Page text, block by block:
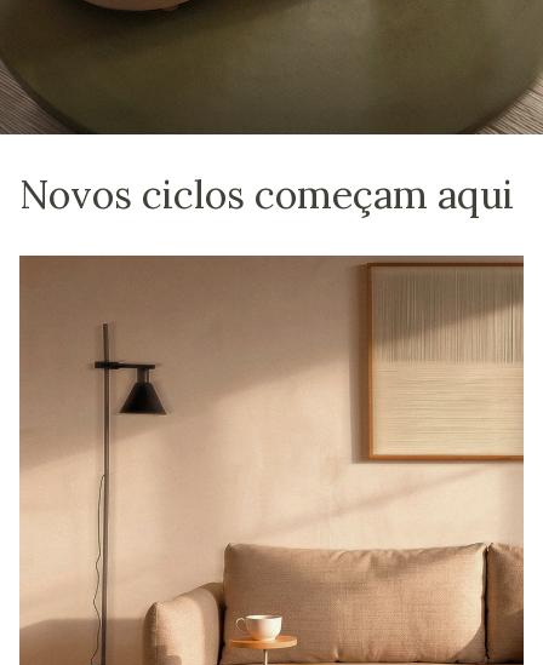
Novos ciclos começam aqui